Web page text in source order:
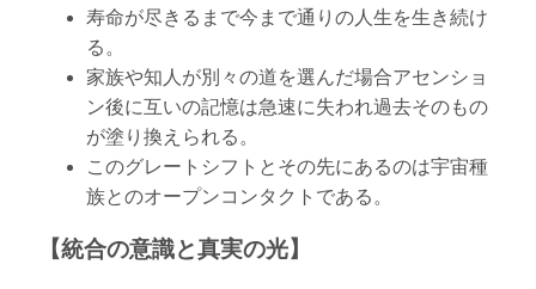
寿命が尽きるまで今まで通りの人生を生き続け
る。
家族や知人が別々の道を選んだ場合アセンショ
ン後に互いの記憶は急速に失われ過去そのもの
が塗り換えられる。
このグレートシフトとその先にあるのは宇宙種
族とのオープンコンタクトである。
【統合の意識と真実の光】